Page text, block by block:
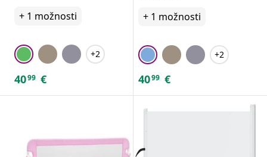
+ 1 možnosti
+2
4099 €
+ 1 možnosti
+2
4099 €